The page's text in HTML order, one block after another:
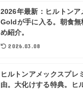
2026年最新：ヒルトン
Goldが手に入る。朝食無
め紹介。
2026.03.08
ヒルトンアメックスプレ
由。大化けする特典。ヒ